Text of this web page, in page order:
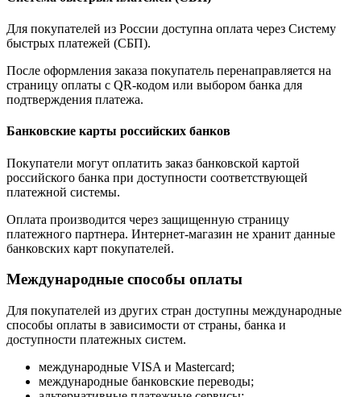
Для покупателей из России доступна оплата через Систему
быстрых платежей (СБП).
После оформления заказа покупатель перенаправляется на
страницу оплаты с QR-кодом или выбором банка для
подтверждения платежа.
Банковские карты российских банков
Покупатели могут оплатить заказ банковской картой
российского банка при доступности соответствующей
платежной системы.
Оплата производится через защищенную страницу
платежного партнера. Интернет-магазин не хранит данные
банковских карт покупателей.
Международные способы оплаты
Для покупателей из других стран доступны международные
способы оплаты в зависимости от страны, банка и
доступности платежных систем.
международные VISA и Mastercard;
международные банковские переводы;